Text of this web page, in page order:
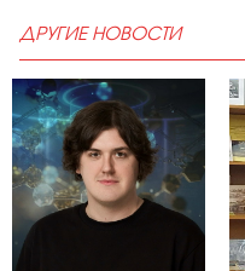
ДРУГИЕ НОВОСТИ